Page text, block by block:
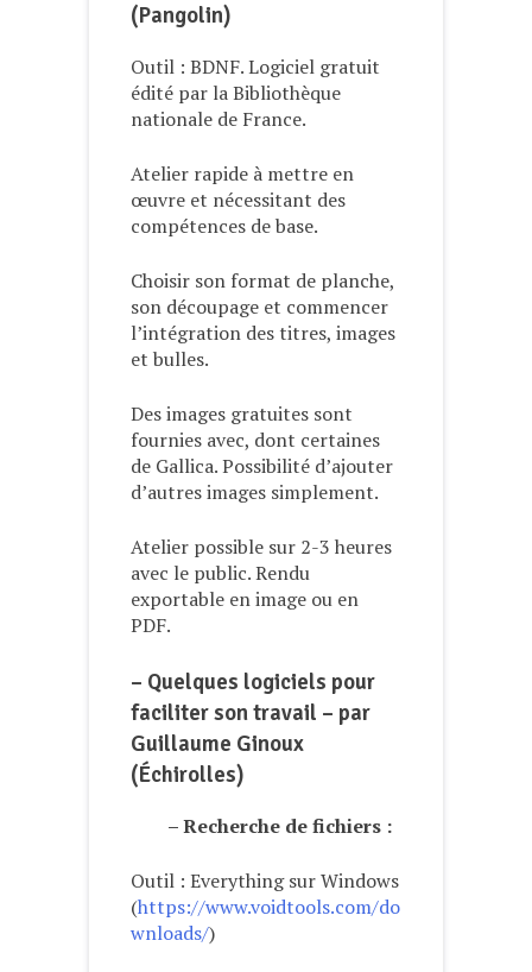
(Pangolin)
Outil : BDNF. Logiciel gratuit
édité par la Bibliothèque
nationale de France.
Atelier rapide à mettre en
œuvre et nécessitant des
compétences de base.
Choisir son format de planche,
son découpage et commencer
l’intégration des titres, images
et bulles.
Des images gratuites sont
fournies avec, dont certaines
de Gallica. Possibilité d’ajouter
d’autres images simplement.
Atelier possible sur 2-3 heures
avec le public. Rendu
exportable en image ou en
PDF.
– Quelques logiciels pour
faciliter son travail – par
Guillaume Ginoux
(Échirolles)
– Recherche de fichiers :
Outil : Everything sur Windows
(https://www.voidtools.com/do
wnloads/)